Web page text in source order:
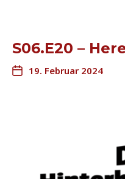
S06.E20 –
19. Februar 2024